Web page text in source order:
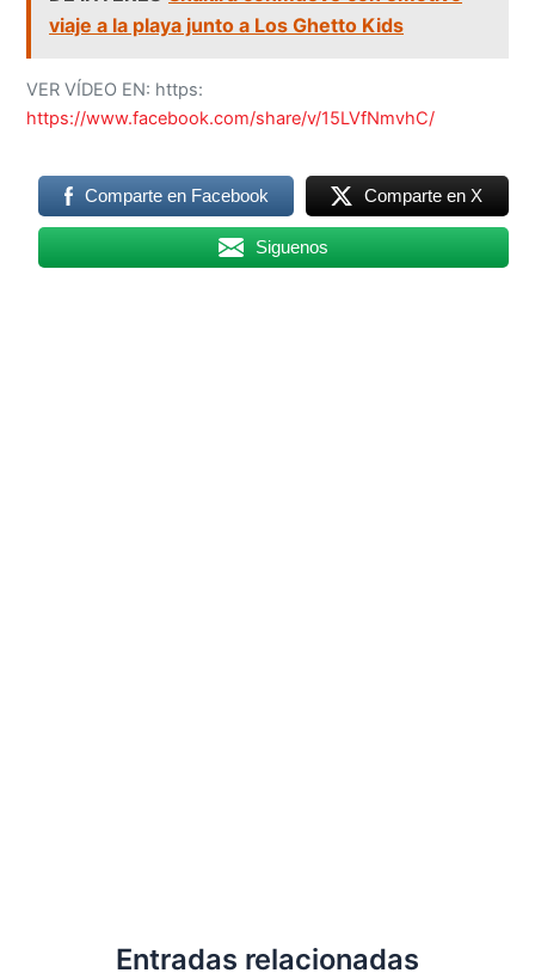
viaje a la playa junto a Los Ghetto Kids
VER VÍDEO EN: https:
https://www.facebook.com/share/v/15LVfNmvhC/
Comparte en Facebook Comparte en X
Siguenos
Entradas relacionadas